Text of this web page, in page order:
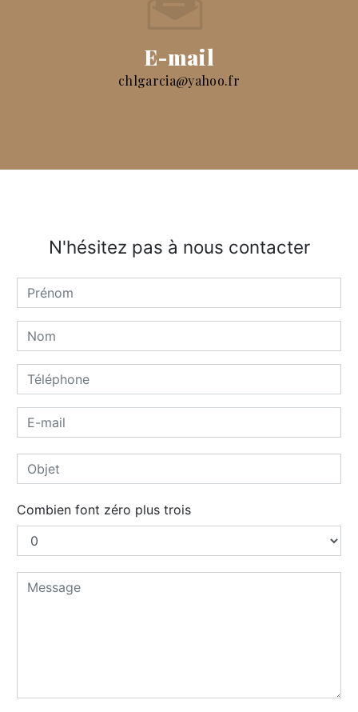
E-mail
chlgarcia@yahoo.fr
N'hésitez pas à nous contacter
Combien font zéro plus trois